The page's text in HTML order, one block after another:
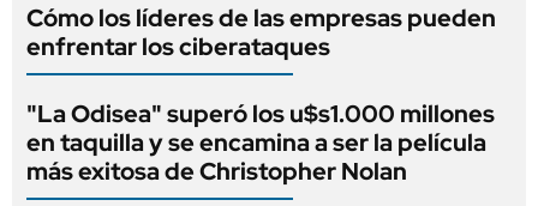
Cómo los líderes de las empresas pueden
enfrentar los ciberataques
"La Odisea" superó los u$s1.000 millones
en taquilla y se encamina a ser la película
más exitosa de Christopher Nolan